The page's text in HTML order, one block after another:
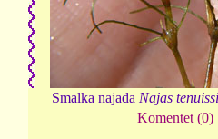
Smalkā najāda Najas
Komentēt (0)